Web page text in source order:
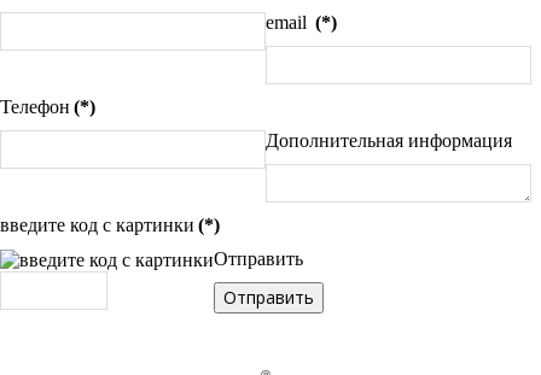
email (*)
Телефон (*)
Дополнительная информация
введите код с картинки (*)
Отправить
Отправить